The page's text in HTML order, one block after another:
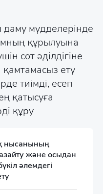
мүдделерінде
құрылуына
сот әділдігіне
қамтамасыз ету
тиімді, есеп
қатысуға
құру
нысанының
және осыдан
әлемдегі